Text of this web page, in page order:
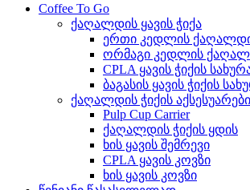
Coffee To Go
ქაღალდის ყავის ჭიქა
ერთი კედლის
ორმაგი კედლის
CPLA ყავის ჭიქის
ბაგასის ყავის ჭიქის
ქაღალდის ჭიქის აქსესუარები
Pulp Cup Carrier
ქაღალდის ჭიქის ყდის
ხის ყავის შემრევი
CPLA ყავის კოვზი
ხის ყავის კოვზი